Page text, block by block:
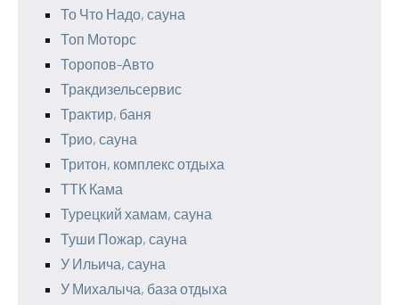
То Что Надо, сауна
Топ Моторс
Торопов-Авто
Тракдизельсервис
Трактир, баня
Трио, сауна
Тритон, комплекс отдыха
ТТК Кама
Турецкий хамам, сауна
Туши Пожар, сауна
У Ильича, сауна
У Михалыча, база отдыха